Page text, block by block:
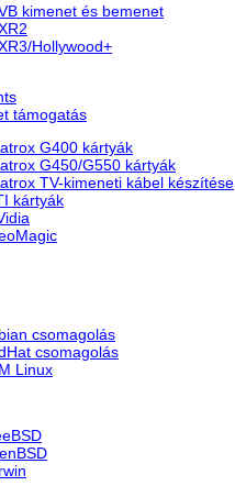
kimenet és bemenet
Hollywood+
támogatás
G400 kártyák
G450/G550 kártyák
TV-kimeneti kábel készítése
kártyák
csomagolás
csomagolás
Linux